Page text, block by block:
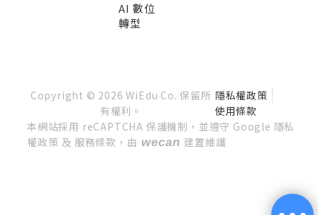
AI 數位
轉型
Copyright © 2026 WiEdu Co. 保留所
有權利。
隱私權政策
使用條款
本網站採用 reCAPTCHA 保護機制，並遵守 Google 隱私
權政策 及 服務條款，由 wecan 建置維護